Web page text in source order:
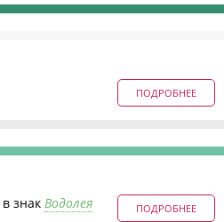
ПОДРОБНЕЕ
ПОДРОБНЕЕ
в знак Водолея